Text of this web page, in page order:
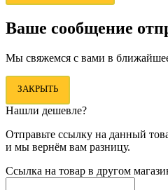
Ваше сообщение
Мы свяжемся с вами в
ЗАКРЫТЬ
Нашли дешевле?
Отправьте ссылку на данный
и мы вернём вам разницу.
Ссылка на товар в другом